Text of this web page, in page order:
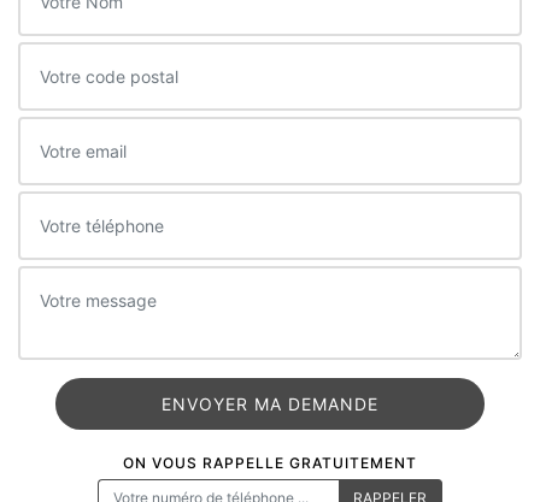
ON VOUS RAPPELLE GRATUITEMENT